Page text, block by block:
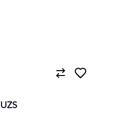
UZS